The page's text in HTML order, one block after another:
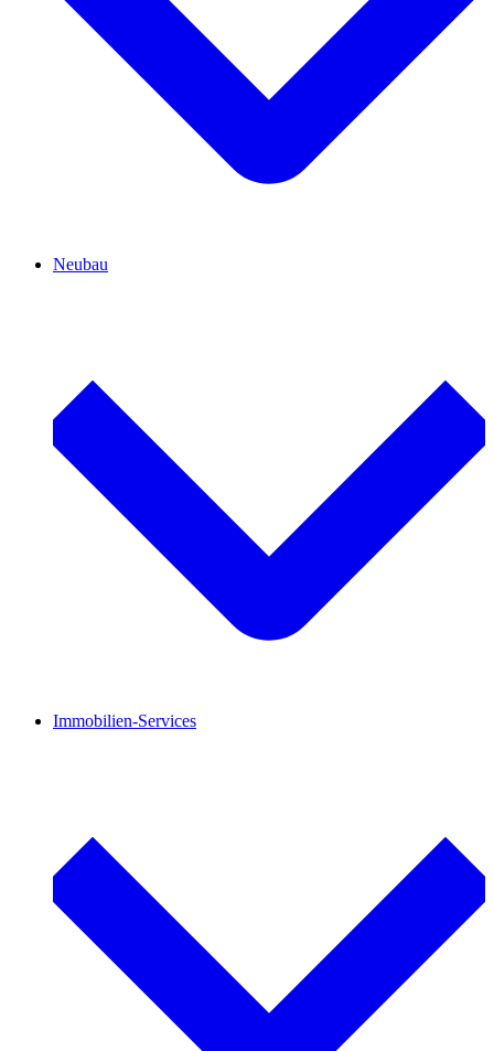
Neubau
Immobilien-Services